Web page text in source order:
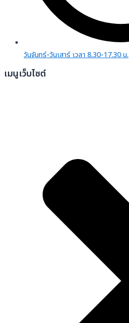
วันจันทร์-วันเสาร์ เวลา 8.30-17.30 น.
เมนูเว็บไซต์